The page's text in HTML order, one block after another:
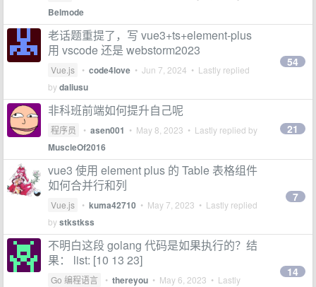
Belmode
老话题重提了，写 vue3+ts+element-plus
用 vscode 还是 webstorm2023
Vue.js • code4love • Jun 7, 2024 • Lastly replied
bydaliusu
54
非科班前端如何提升自己呢
程序员 • asen001 • May 8, 2023 • Lastly replied by
MuscleOf2016
21
vue3 使用 element plus 的 Table 表格组件
如何合并行和列
Vue.js • kuma42710 • May 7, 2023 • Lastly replied
bystkstkss
7
不明白这段 golang 代码是如果执行的？结
果： list: [10 13 23]
Go 编程语言 • thereyou • May 6, 2023 • Lastly
14